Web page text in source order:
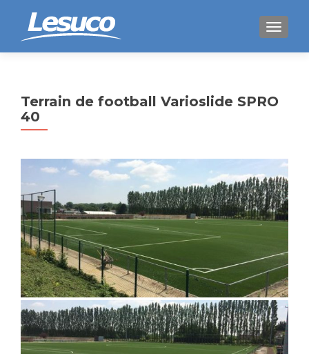
Terrain de football Varioslide SPRO
40